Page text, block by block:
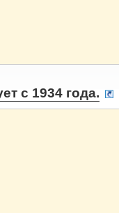
с 1934 года.